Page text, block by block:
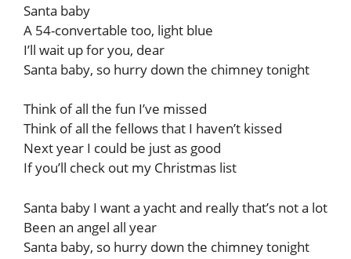
Santa baby
A 54-convertable too, light blue
I’ll wait up for you, dear
Santa baby, so hurry down the chimney tonight
Think of all the fun I’ve missed
Think of all the fellows that I haven’t kissed
Next year I could be just as good
If you’ll check out my Christmas list
Santa baby I want a yacht and really that’s not a lot
Been an angel all year
Santa baby, so hurry down the chimney tonight